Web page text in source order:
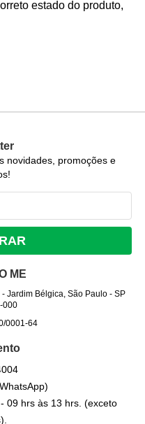
estado do produto,
novidades, promoções e
ME
- Jardim Bélgica, São Paulo- SP
000
0001-64
09 hrs às 13 hrs. (exceto